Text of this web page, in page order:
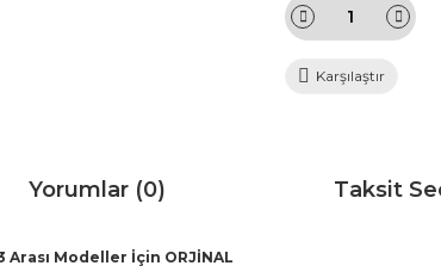
Karşılaştır
Yorumlar (0) Taksit
Arası Modeller İçin ORJİNAL